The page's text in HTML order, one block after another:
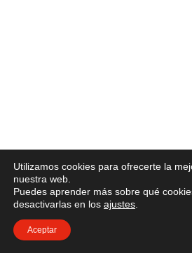
Utilizamos cookies para ofrecerte la
nuestra web.
Puedes aprender más sobre qué
desactivarlas en los ajustes
Aceptar